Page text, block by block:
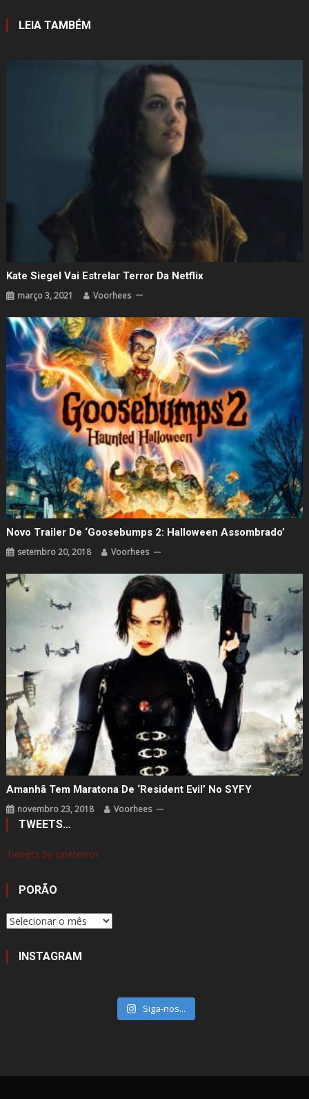
LEIA TAMBÉM
Kate Siegel Vai Estrelar Terror Da Netflix
março 3, 2021 Voorhees
Novo Trailer De ‘Goosebumps 2: Halloween Assombrado’
setembro 20, 2018 Voorhees
Amanhã Tem Maratona De ‘Resident Evil’ No SYFY
novembro 23, 2018 Voorhees
TWEETS…
Tweets by cineterror
PORÃO
Porão
INSTAGRAM
Siga-nos...